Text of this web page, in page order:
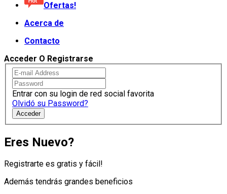
Ofertas!
Acerca de
Contacto
Acceder O Registrarse
Entrar con su login de red social favorita
Olvidó su Password?
Acceder
Eres Nuevo?
Registrarte es gratis y fácil!
Además tendrás grandes beneficios